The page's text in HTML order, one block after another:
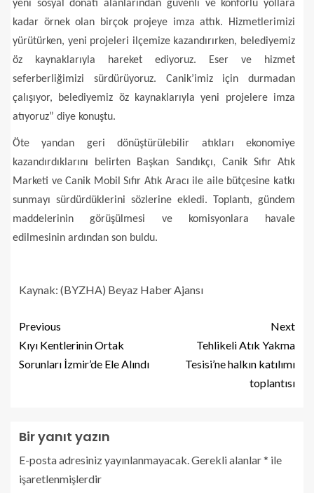
yeni sosyal donatı alanlarından güvenli ve konforlu yollara
kadar örnek olan birçok projeye imza attık. Hizmetlerimizi
yürütürken, yeni projeleri ilçemize kazandırırken, belediyemiz
öz kaynaklarıyla hareket ediyoruz. Eser ve hizmet
seferberliğimizi sürdürüyoruz. Canik’imiz için durmadan
çalışıyor, belediyemiz öz kaynaklarıyla yeni projelere imza
atıyoruz” diye konuştu.
Öte yandan geri dönüştürülebilir atıkları ekonomiye
kazandırdıklarını belirten Başkan Sandıkçı, Canik Sıfır Atık
Marketi ve Canik Mobil Sıfır Atık Aracı ile aile bütçesine katkı
sunmayı sürdürdüklerini sözlerine ekledi. Toplantı, gündem
maddelerinin görüşülmesi ve komisyonlara havale
edilmesinin ardından son buldu.
Kaynak: (BYZHA) Beyaz Haber Ajansı
Previous
Kıyı Kentlerinin Ortak
Sorunları İzmir’de Ele Alındı
Next
Tehlikeli Atık Yakma
Tesisi’ne halkın katılımı
toplantısı
Bir yanıt yazın
E-posta adresiniz yayınlanmayacak.Gerekli alanlar* ile
işaretlenmişlerdir